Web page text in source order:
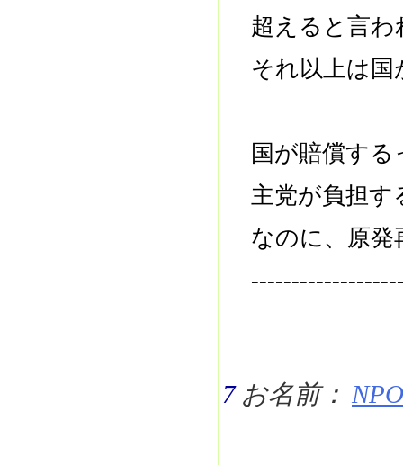
超えると言わ
それ以上は国
国が賠償す
主党が負担
なのに、原
7 お名前：